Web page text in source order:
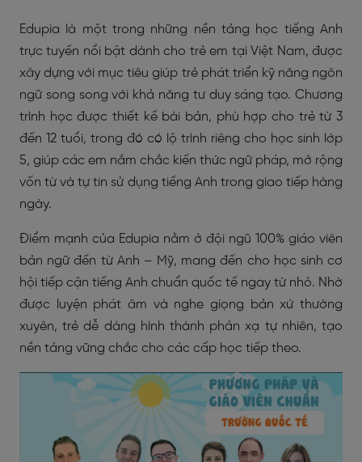
Edupia là một trong những nền tảng học tiếng Anh
trực tuyến nổi bật dành cho trẻ em tại Việt Nam, được
xây dựng với mục tiêu giúp trẻ phát triển kỹ năng ngôn
ngữ song song với khả năng tư duy sáng tạo. Chương
trình học được thiết kế bài bản, phù hợp cho trẻ từ 3
đến 12 tuổi, trong đó có lộ trình riêng cho học sinh lớp
5, giúp các em nắm chắc kiến thức ngữ pháp, mở rộng
vốn từ và tự tin sử dụng tiếng Anh trong giao tiếp hàng
ngày.
Điểm mạnh của Edupia nằm ở đội ngũ 100% giáo viên
bản ngữ đến từ Anh – Mỹ, mang đến cho học sinh cơ
hội tiếp cận tiếng Anh chuẩn quốc tế ngay từ nhỏ. Nhờ
được luyện phát âm và nghe giọng bản xứ thường
xuyên, trẻ dễ dàng hình thành phản xạ tự nhiên, tạo
nền tảng vững chắc cho các cấp học tiếp theo.